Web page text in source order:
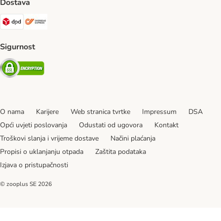
Dostava
DPD Shipping Method
Sigurnost
Security
O nama Karijere Web stranica tvrtke Impressum
DSA
Opći uvjeti poslovanja
Odustati od ugovora
Kontakt
Troškovi slanja i vrijeme dostave
Načini plaćanja
Propisi o uklanjanju otpada
Zaštita podataka
Izjava o pristupačnosti
© zooplus SE 2026